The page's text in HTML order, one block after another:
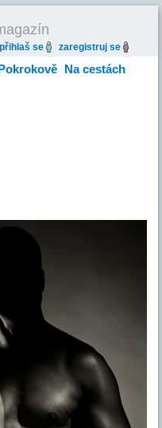
přihlaš se zaregistruj se
Na cestách